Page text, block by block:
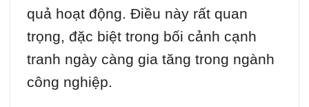
quả hoạt động. Điều này rất quan
trọng, đặc biệt trong bối cảnh cạnh
tranh ngày càng gia tăng trong ngành
công nghiệp.